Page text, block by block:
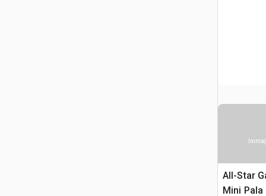
All-Star
Mini